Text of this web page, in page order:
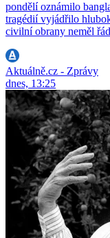
pondělí oznámilo
tragédií vyjádřilo
civilní obrany neměl
Aktuálně.cz - Zprávy
dnes, 13:25